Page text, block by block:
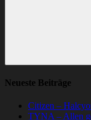
Neueste Beiträge
Citizen –
TYNA – Allen